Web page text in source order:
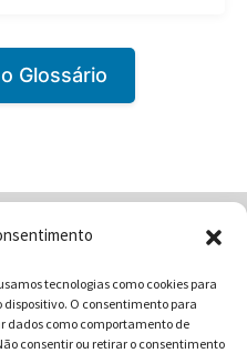
tecnologias como cookies para
O consentimento para
dados como comportamento de
consentir ou retirar o consentimento
Glossário
Receitas
Blog
da Gastronomia